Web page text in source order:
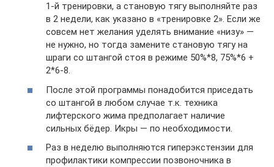
1-й тренировки, а становую тягу выполняйте раз
в 2 недели, как указано в «тренировке 2». Если же
совсем нет желания уделять внимание «низу» —
не нужно, но тогда замените становую тягу на
шраги со штангой стоя в режиме 50%*8, 75%*6 +
2*6-8.
После этой программы понадобится приседать
со штангой в любом случае т.к. техника
лифтерского жима предполагает наличие
сильных бёдер. Икры — по необходимости.
Раз в неделю выполняются гиперэкстензии для
профилактики компрессии позвоночника в